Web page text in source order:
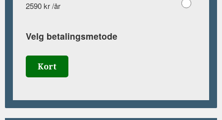
2590 kr /år
Velg betalingsmetode
Kort